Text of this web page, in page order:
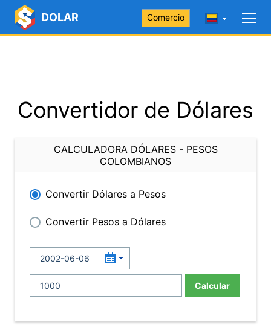
DOLAR Comercio
Convertidor de Dólares
CALCULADORA DÓLARES - PESOS
COLOMBIANOS
Convertir Dólares a Pesos
Convertir Pesos a Dólares
Calcular